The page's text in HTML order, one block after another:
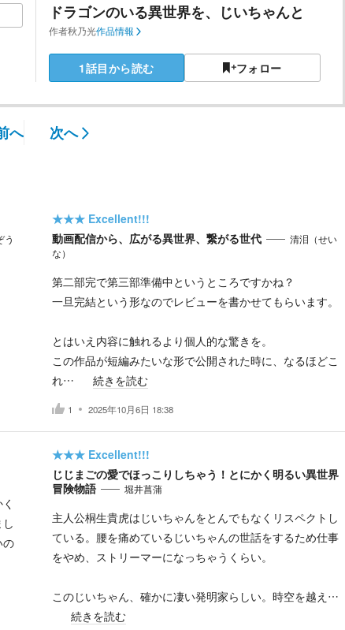
ドラゴンのいる異世界を、じいちゃんと
作者秋乃光作品情報
1話目から読む フォロー
へ 次へ
う
★★★ Excellent!!!
動画配信から、広がる異世界、繋がる世代
清泪（せい
な）
第二部完で第三部準備中というところですかね？
一旦完結という形なのでレビューを書かせてもらいます。
とはいえ内容に触れるより個人的な驚きを。
この作品が短編みたいな形で公開された時に、なるほどこ
れ…
続きを読む
1 2025年10月6日 18:38
の
★★★ Excellent!!!
じじまごの愛でほっこりしちゃう！とにかく明るい異世界
冒険物語
堀井菖蒲
主人公桐生貴虎はじいちゃんをとんでもなくリスペクトし
ている。腰を痛めているじいちゃんの世話をするため仕事
をやめ、ストリーマーになっちゃうくらい。
このじいちゃん、確かに凄い発明家らしい。時空を越え…
続きを読む